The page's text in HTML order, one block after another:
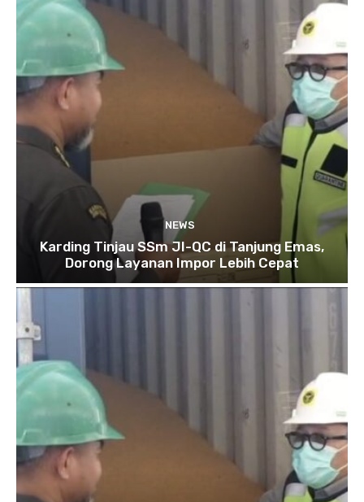
NEWS
Karding Tinjau SSm JI-QC di Tanjung Emas,
Dorong Layanan Impor Lebih Cepat